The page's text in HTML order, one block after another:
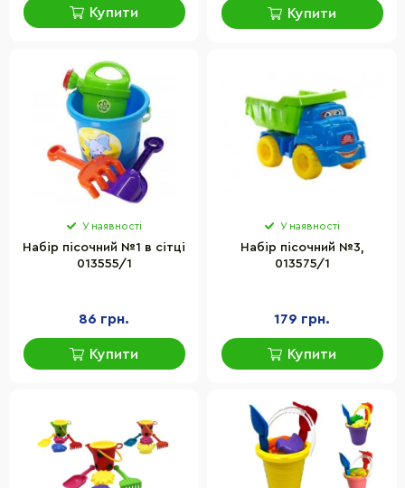
Купити Купити
У наявності
Набір пісочний №1 в сітці
013555/1
86 грн.
Купити
У наявності
Набір пісочний №3,
013575/1
179 грн.
Купити